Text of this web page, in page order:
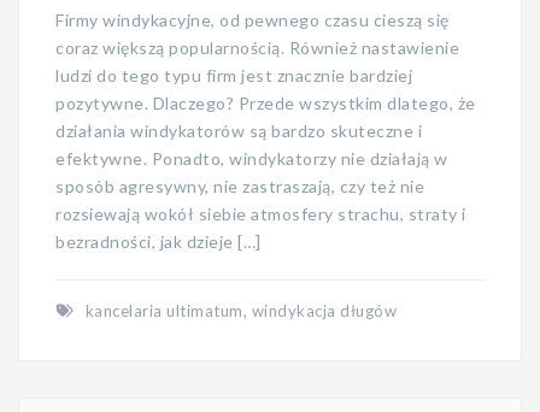
Firmy windykacyjne, od pewnego czasu cieszą się
coraz większą popularnością. Również nastawienie
ludzi do tego typu firm jest znacznie bardziej
pozytywne. Dlaczego? Przede wszystkim dlatego, że
działania windykatorów są bardzo skuteczne i
efektywne. Ponadto, windykatorzy nie działają w
sposób agresywny, nie zastraszają, czy też nie
rozsiewają wokół siebie atmosfery strachu, straty i
bezradności, jak dzieje […]
kancelaria ultimatum, windykacja długów